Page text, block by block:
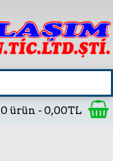
0 ürün - 0,00TL